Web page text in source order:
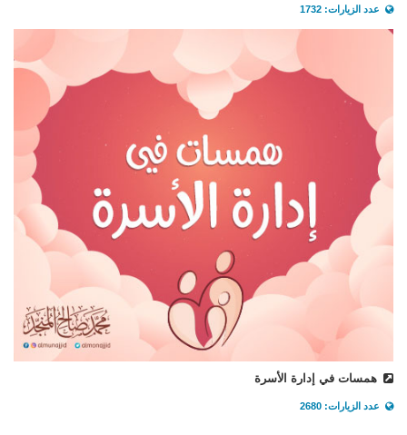
عدد الزيارات: 1732
همسات في إدارة الأسرة
عدد الزيارات: 2680